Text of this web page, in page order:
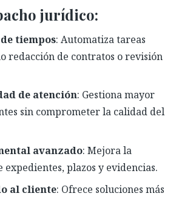
jurídico:
tiempos: Automatiza tareas
redacción de contratos o revisión
de atención: Gestiona mayor
sin comprometer la calidad del
avanzado: Mejora la
expedientes, plazos y evidencias.
al cliente: Ofrece soluciones más